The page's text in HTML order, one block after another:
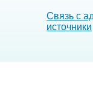
Связь с
источники